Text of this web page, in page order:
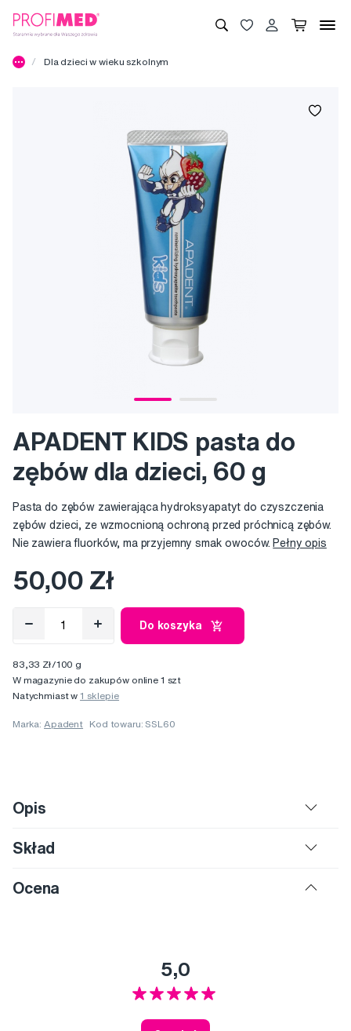
Dla dzieci w wieku szkolnym
APADENT KIDS pasta do
zębów dla dzieci, 60 g
Pasta do zębów zawierająca hydroksyapatyt do czyszczenia
zębów dzieci, ze wzmocnioną ochroną przed próchnicą zębów.
Nie zawiera fluorków, ma przyjemny smak owoców. Pełny opis
50,00 Zł
Do koszyka
83,33 Zł/100 g
W magazynie do zakupów online 1 szt
Natychmiast w1 sklepie
Marka: Apadent Kod towaru: SSL60
Opis
Skład
Ocena
5,0